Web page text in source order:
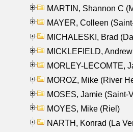
MARTIN, Shannon C
MAYER, Colleen
MICHALESKI, Brad
MICKLEFIELD,
MORLEY-LECOMTE,
MOROZ, Mike (River
MOSES, Jamie (Saint-
MOYES, Mike (Riel)
NARTH, Konrad (La